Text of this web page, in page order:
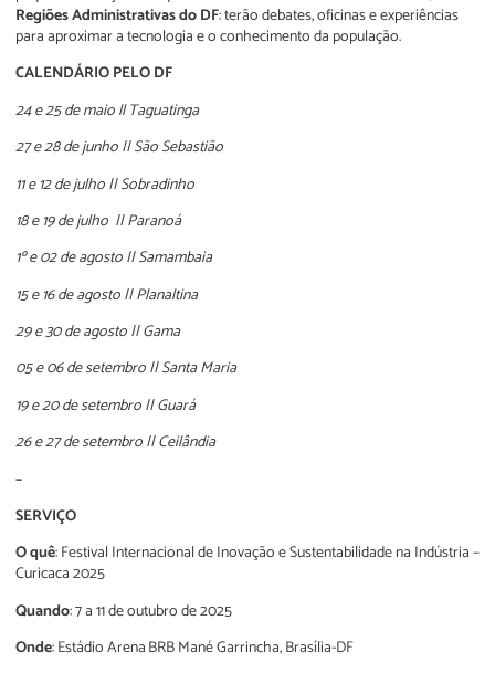
Regiões Administrativas do DF: terão debates, oficinas e experiências
para aproximar a tecnologia e o conhecimento da população.
CALENDÁRIO PELO DF
24 e 25 de maio ll Taguatinga
27 e 28 de junho || São Sebastião
11 e 12 de julho || Sobradinho
18 e 19 de julho || Paranoá
1º e 02 de agosto || Samambaia
15 e 16 de agosto || Planaltina
29 e 30 de agosto || Gama
05 e 06 de setembro || Santa Maria
19 e 20 de setembro || Guará
26 e 27 de setembro || Ceilândia
–
SERVIÇO
O quê: Festival Internacional de Inovação e Sustentabilidade na Indústria –
Curicaca 2025
Quando: 7 a 11 de outubro de 2025
Onde: Estádio Arena BRB Mané Garrincha, Brasília-DF